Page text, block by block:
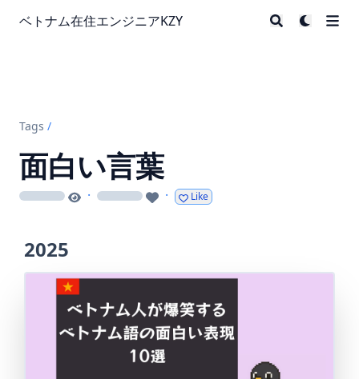
ベトナム在住エンジニアKZY
Tags /
面白い言葉
loading · loading · Like
2025